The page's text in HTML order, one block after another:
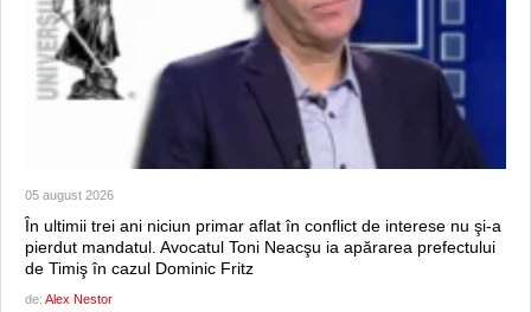
05 august 2026
În ultimii trei ani niciun primar aflat în conflict de interese nu şi-a
pierdut mandatul. Avocatul Toni Neacşu ia apărarea prefectului
de Timiş în cazul Dominic Fritz
de: Alex Nestor